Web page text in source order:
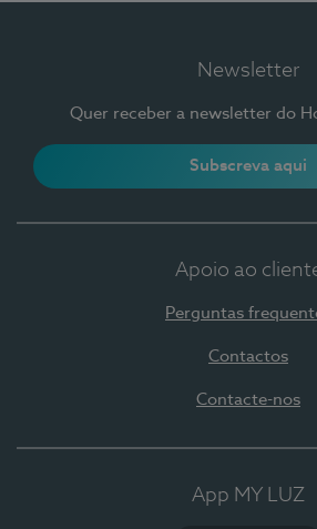
Newsletter
Quer receber a newsletter do
Subscreva aqui
Apoio ao
Perguntas
Contactos
Contacte-nos
App MY LUZ